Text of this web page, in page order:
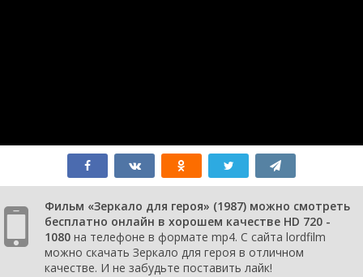
Фильм «Зеркало для героя» (1987) можно смотреть
бесплатно онлайн в хорошем качестве HD 720 -
1080 на телефоне в формате mp4. С сайта lordfilm
можно скачать Зеркало для героя в отличном
качестве. И не забудьте поставить лайк!